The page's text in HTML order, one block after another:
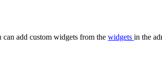
add custom widgets from the widgets in the